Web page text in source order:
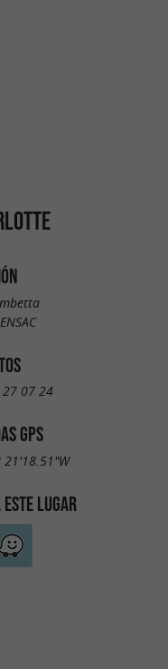
07 24
GPS
21'18.51"W
LUGAR